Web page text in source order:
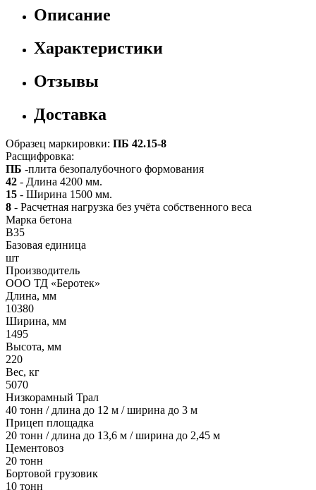
Описание
Характеристики
Отзывы
Доставка
Образец маркировки: ПБ 42.15-8
Расщифровка:
ПБ -плита безопалубочного формования
42 - Длина 4200 мм.
15 - Ширина 1500 мм.
8 - Расчетная нагрузка без учёта собственного веса
Марка бетона
B35
Базовая единица
шт
Производитель
ООО ТД «Беротек»
Длина, мм
10380
Ширина, мм
1495
Высота, мм
220
Вес, кг
5070
Низкорамный Трал
40 тонн / длина до 12 м / ширина до 3 м
Прицеп площадка
20 тонн / длина до 13,6 м / ширина до 2,45 м
Цементовоз
20 тонн
Бортовой грузовик
10 тонн